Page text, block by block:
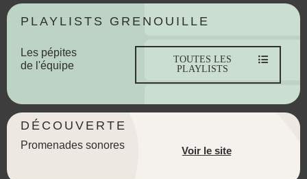
PLAYLISTS GRENOUILLE
Les pépites
de l'équipe
TOUTES LES
PLAYLISTS
DÉCOUVERTE
Promenades sonores Voir le site